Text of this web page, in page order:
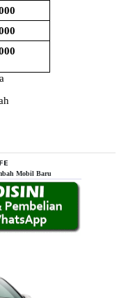
Mobil Baru